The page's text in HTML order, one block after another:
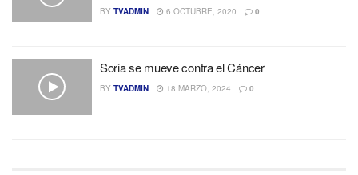
BY TVADMIN 6 OCTUBRE, 2020 0
Soria se mueve contra el Cáncer
BY TVADMIN 18 MARZO, 2024 0